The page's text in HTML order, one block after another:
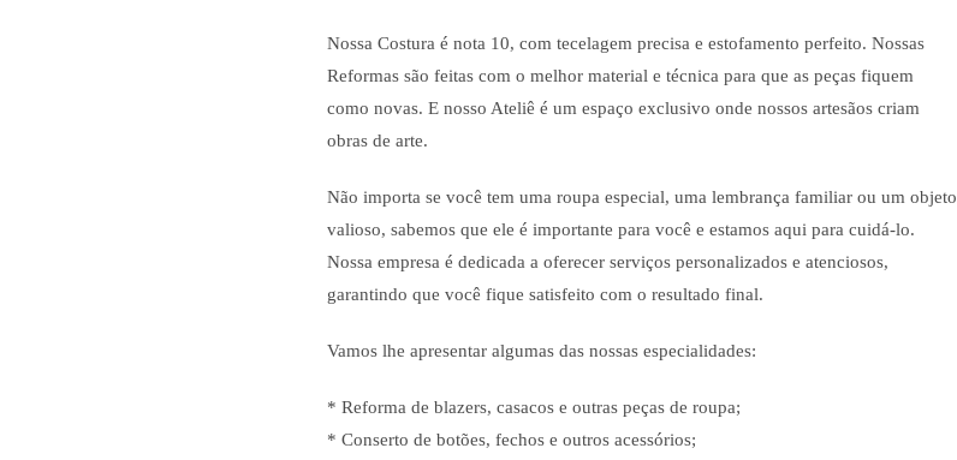
Nossa Costura é nota 10, com tecelagem precisa e estofamento perfeito. Nossas
Reformas são feitas com o melhor material e técnica para que as peças fiquem
como novas. E nosso Ateliê é um espaço exclusivo onde nossos artesãos criam
obras de arte.
Não importa se você tem uma roupa especial, uma lembrança familiar ou um objeto
valioso, sabemos que ele é importante para você e estamos aqui para cuidá-lo.
Nossa empresa é dedicada a oferecer serviços personalizados e atenciosos,
garantindo que você fique satisfeito com o resultado final.
Vamos lhe apresentar algumas das nossas especialidades:
* Reforma de blazers, casacos e outras peças de roupa;
* Conserto de botões, fechos e outros acessórios;